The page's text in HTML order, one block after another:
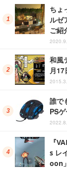
ちょ
ルゼ
ご紹
和風
月17
誰で
PS
『
s レ
oon